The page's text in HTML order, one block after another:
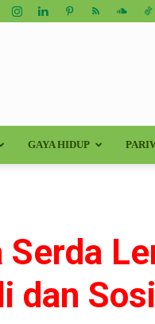
GAYA HIDUP
dan